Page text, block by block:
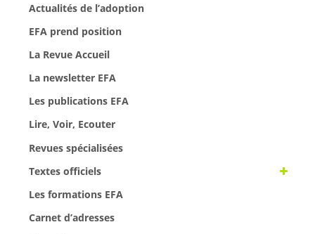
Actualités de l’adoption
EFA prend position
La Revue Accueil
La newsletter EFA
Les publications EFA
Lire, Voir, Ecouter
Revues spécialisées
Textes officiels
Les formations EFA
Carnet d’adresses